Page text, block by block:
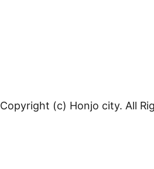
Copyright (c) Honjo city. All